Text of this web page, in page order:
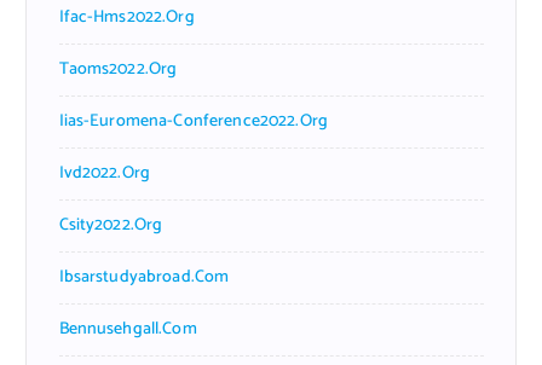
Ifac-Hms2022.org
Taoms2022.org
Iias-Euromena-Conference2022.org
Ivd2022.org
Csity2022.org
Ibsarstudyabroad.com
Bennusehgall.com